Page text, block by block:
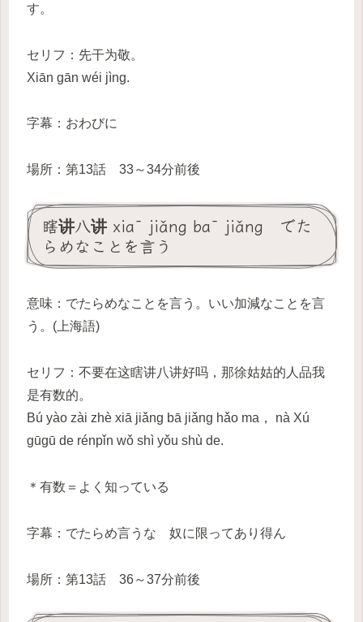
す。
セリフ：先干为敬。
Xiān gān wéi jìng.
字幕：おわびに
場所：第13話 33～34分前後
瞎讲八讲 xiā jiǎng bā jiǎng でた
らめなことを言う
意味：でたらめなことを言う。いい加減なことを言
う。(上海語)
セリフ：不要在这瞎讲八讲好吗，那徐姑姑的人品我
是有数的。
Bú yào zài zhè xiā jiǎng bā jiǎng hǎo ma， nà Xú
gūgū de rénpǐn wǒ shì yǒu shù de.
＊有数＝よく知っている
字幕：でたらめ言うな 奴に限ってあり得ん
場所：第13話 36～37分前後